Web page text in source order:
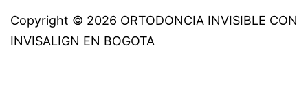
Copyright © 2026 ORTODONCIA INVISIBLE CON
INVISALIGN EN BOGOTA